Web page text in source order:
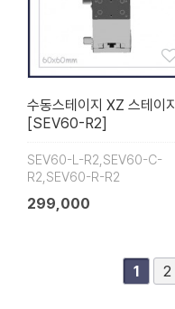
수동스테이지 XZ 스테이지
[SEV60-R2]
SEV60-L-R2,SEV60-C-
R2,SEV60-R-R2
299,000
1 2